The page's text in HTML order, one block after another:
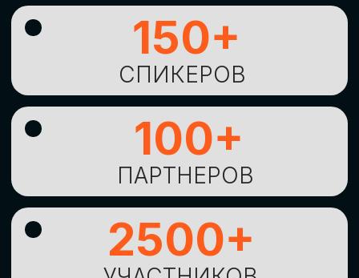
ИЗУЧЕНИЯНОВЫХ
ТЕХНОЛОГИЙИ
СТРАТЕГИЧЕСКИХ
ПОДХОДОВ К ЦИФРОВОЙ
ТРАНСФОРМАЦИИ
БИЗНЕСА
ОСТАВИТЬ
ЗАЯВКУ